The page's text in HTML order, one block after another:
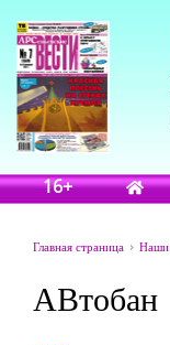
16+
Главная страница Наши
АВтобан